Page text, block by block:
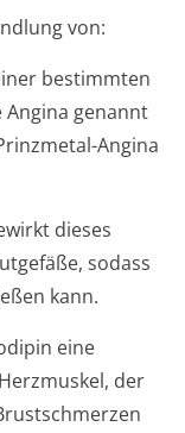
von:
bestimmten
genannt
Angina
dieses
sodass
kan­n.
eine
der